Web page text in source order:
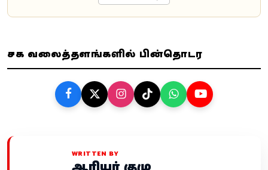
சமூக வலைத்தளங்களில் பின்தொடர
WRITTEN BY
ஆசிரியர் குழு